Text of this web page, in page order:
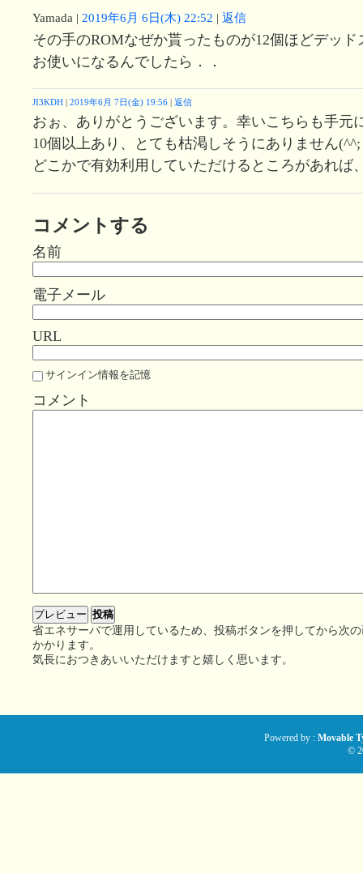
Yamada | 2019年6月 6日(木) 22:52 | 返信
その手のROMなぜか貰ったものが12個ほどデッド
お使いになるんでしたら．．
JI3KDH | 2019年6月 7日(金) 19:56 | 返信
おぉ、ありがとうございます。幸いこちらも手元
10個以上あり、とても枯渇しそうにありません
どこかで有効利用していただけるところがあれば
コメントする
名前
電子メール
URL
サインイン情報を記憶
コメント
省エネサーバで運用しているため、投稿ボタンを押してから次
かかります。
気長におつきあいいただけますと嬉しく思います。
Powered by : Movable
©